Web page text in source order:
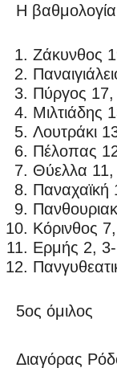
Η βαθμολογία
Ζάκυνθος
Πύργος
Μιλτιάδης
Λουτράκι
Πέλοπας
Θύελλα
Παναχαϊκή
Κόρινθος
Ερμής 2,
5ος όμιλος
Διαγόρας